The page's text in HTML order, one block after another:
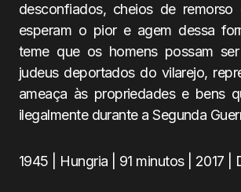
desconfiados, cheios de remorso
esperam o pior e agem dessa
teme que os homens possam
judeus deportados do vilarejo,
ameaça às propriedades e bens
ilegalmente durante a Segunda
1945 | Hungria | 91 minutos | 2017 |